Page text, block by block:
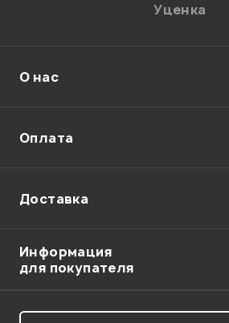
Отправить
Уценка
О нас
Оплата
Доставка
Информация
для покупателя